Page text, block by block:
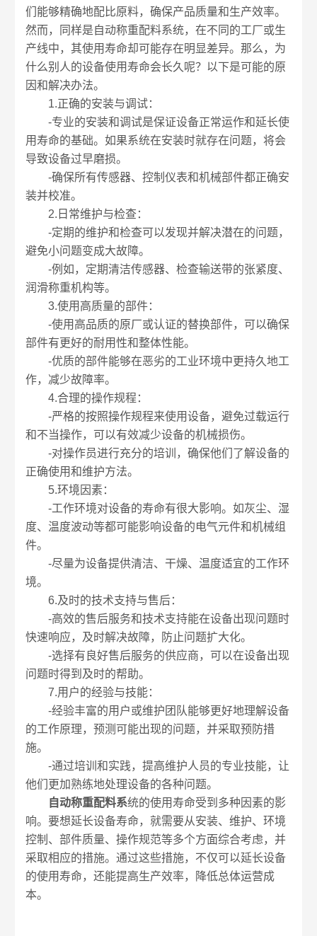
们能够精确地配比原料，确保产品质量和生产效率。
然而，同样是自动称重配料系统，在不同的工厂或生
产线中，其使用寿命却可能存在明显差异。那么，为
什么别人的设备使用寿命会长久呢？以下是可能的原
因和解决办法。
1.正确的安装与调试：
-专业的安装和调试是保证设备正常运作和延长使
用寿命的基础。如果系统在安装时就存在问题，将会
导致设备过早磨损。
-确保所有传感器、控制仪表和机械部件都正确安
装并校准。
2.日常维护与检查：
-定期的维护和检查可以发现并解决潜在的问题，
避免小问题变成大故障。
-例如，定期清洁传感器、检查输送带的张紧度、
润滑称重机构等。
3.使用高质量的部件：
-使用高品质的原厂或认证的替换部件，可以确保
部件有更好的耐用性和整体性能。
-优质的部件能够在恶劣的工业环境中更持久地工
作，减少故障率。
4.合理的操作规程：
-严格的按照操作规程来使用设备，避免过载运行
和不当操作，可以有效减少设备的机械损伤。
-对操作员进行充分的培训，确保他们了解设备的
正确使用和维护方法。
5.环境因素：
-工作环境对设备的寿命有很大影响。如灰尘、湿
度、温度波动等都可能影响设备的电气元件和机械组
件。
-尽量为设备提供清洁、干燥、温度适宜的工作环
境。
6.及时的技术支持与售后：
-高效的售后服务和技术支持能在设备出现问题时
快速响应，及时解决故障，防止问题扩大化。
-选择有良好售后服务的供应商，可以在设备出现
问题时得到及时的帮助。
7.用户的经验与技能：
-经验丰富的用户或维护团队能够更好地理解设备
的工作原理，预测可能出现的问题，并采取预防措
施。
-通过培训和实践，提高维护人员的专业技能，让
他们更加熟练地处理设备的各种问题。
自动称重配料系统的使用寿命受到多种因素的影
响。要想延长设备寿命，就需要从安装、维护、环境
控制、部件质量、操作规范等多个方面综合考虑，并
采取相应的措施。通过这些措施，不仅可以延长设备
的使用寿命，还能提高生产效率，降低总体运营成
本。